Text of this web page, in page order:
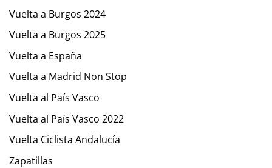
Vuelta a Burgos 2024
Vuelta a Burgos 2025
Vuelta a España
Vuelta a Madrid Non Stop
Vuelta al País Vasco
Vuelta al País Vasco 2022
Vuelta Ciclista Andalucía
Zapatillas